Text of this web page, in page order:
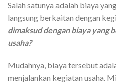
Salah satunya adalah biaya
langsung berkaitan dengan
dimaksud dengan biaya yang
usaha?
Mudahnya, biaya tersebut
menjalankan kegiatan usaha.